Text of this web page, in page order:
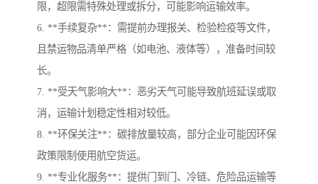
限，超限需特殊处理或拆分，可能影响运输效率。
6. **手续复杂**：需提前办理报关、检验检疫等文件，
且禁运物品清单严格（如电池、液体等），准备时间较
长。
7. **受天气影响大**：恶劣天气可能导致航班延误或取
消，运输计划稳定性相对较低。
8. **环保关注**：碳排放量较高，部分企业可能因环保
政策限制使用航空货运。
9. **专业化服务**：提供门到门、冷链、危险品运输等